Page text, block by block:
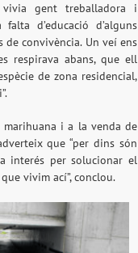
gent treballadora i
d’educació d’alguns
de convivència. Un veí ens
respirava abans, que ell
de zona residencial,
marihuana i a la venda de
que “per dins són
interés per solucionar el
vivim ací”, conclou.